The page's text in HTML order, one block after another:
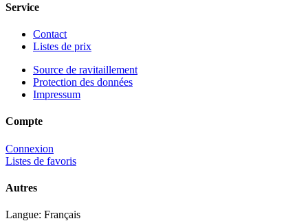
Service
Contact
Listes de prix
Source de ravitaillement
Protection des données
Impressum
Compte
Connexion
Listes de favoris
Autres
Langue: Français